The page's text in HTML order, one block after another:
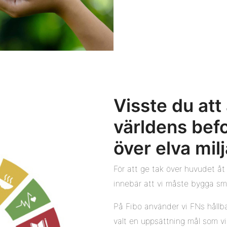
Visste du att
världens
över elva
För att ge tak över huvudet
innebär att vi måste bygga
På Fibo använder vi FNs
valt en uppsättning mål som